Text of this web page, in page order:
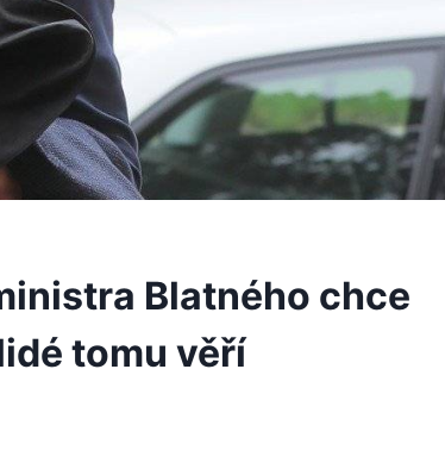
Blatného chce
tomu věří